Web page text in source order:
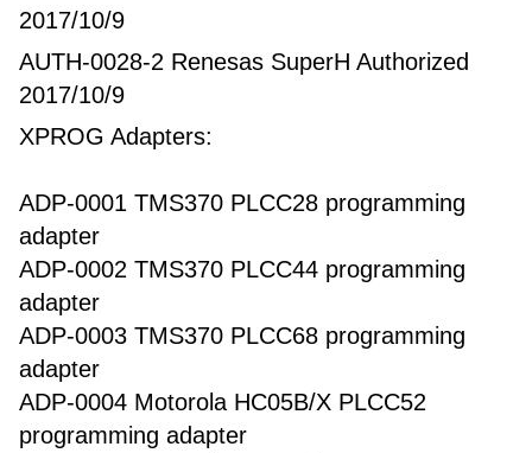
2017/10/9
AUTH-0028-2 Renesas SuperH Authorized
2017/10/9
XPROG Adapters:
ADP-0001 TMS370 PLCC28 programming
adapter
ADP-0002 TMS370 PLCC44 programming
adapter
ADP-0003 TMS370 PLCC68 programming
adapter
ADP-0004 Motorola HC05B/X PLCC52
programming adapter